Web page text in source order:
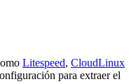
Litespeed, CloudLinux
para extraer el